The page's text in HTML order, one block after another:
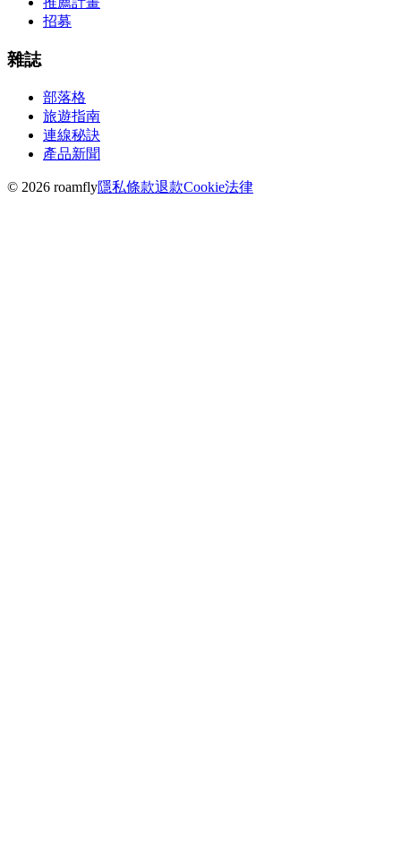
招募
雜誌
部落格
旅遊指南
連線秘訣
產品新聞
© 2026 roamfly隱私條款退款Cookie法律